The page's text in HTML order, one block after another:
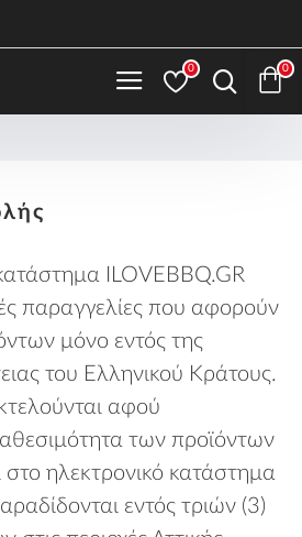
0 0
ILOVEBBQ.GR
παραγγελίες που αφορούν
μόνο εντός της
του Ελληνικού Κράτους.
αφού
των προϊόντων
στο ηλεκτρονικό κατάστημα
εντός τριών (3)